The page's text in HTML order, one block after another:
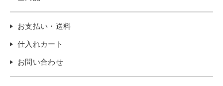
お支払い・送料
仕入れカート
お問い合わせ